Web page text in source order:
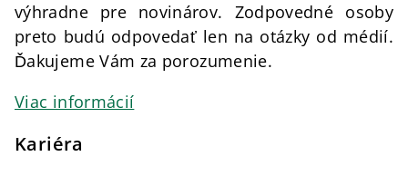
výhradne pre novinárov. Zodpovedné osoby
preto budú odpovedať len na otázky od médií.
Ďakujeme Vám za porozumenie.
Viac informácií
Kariéra